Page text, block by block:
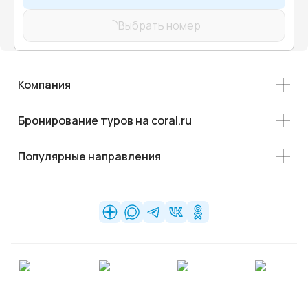
Выбрать номер
Компания
Бронирование туров на coral.ru
Популярные направления